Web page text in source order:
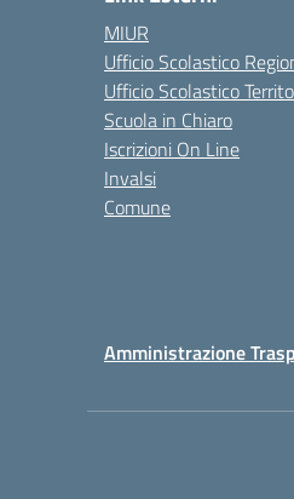
MIUR
Ufficio Scolastico
Ufficio Scolastico
Scuola in Chiaro
Iscrizioni On Line
Invalsi
Comune
Amministrazione